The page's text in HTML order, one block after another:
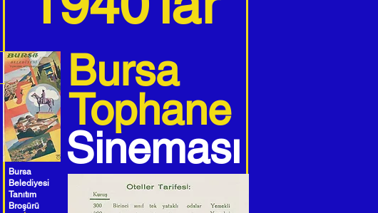
Bursa
Tophane
Sineması
Bursa
Belediyesi
Tanıtım
Broşürü